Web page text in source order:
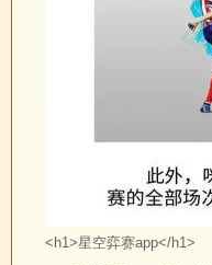
<h1>星空弈赛app</h1>